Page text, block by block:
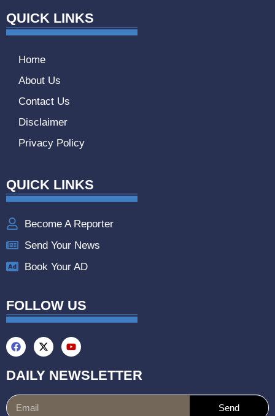
QUICK LINKS
Home
About Us
Contact Us
Disclaimer
Privacy Policy
QUICK LINKS
Become A Reporter
Send Your News
Book Your AD
FOLLOW US
DAILY NEWSLETTER
Send